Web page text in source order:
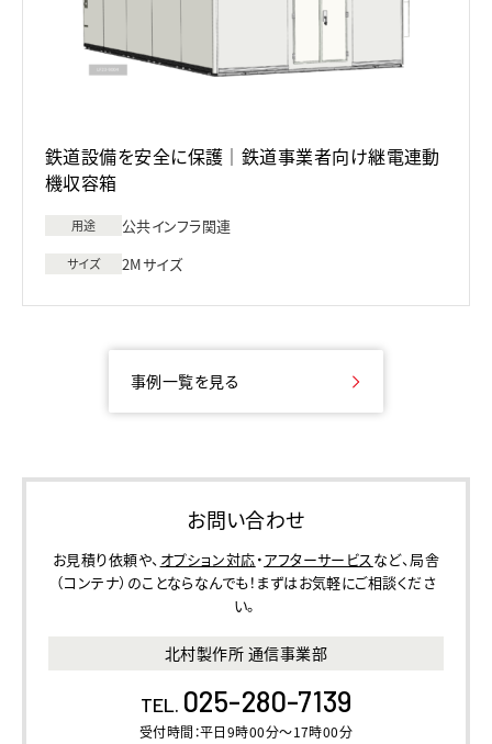
鉄道設備を安全に保護｜鉄道事業者向け継電連動
機収容箱
用途 公共インフラ関連
サイズ 2Mサイズ
事例一覧を見る
お問い合わせ
お見積り依頼や、 オプション対応・アフターサービス など、​局舎
（コンテナ）のことならなんでも！​まずはお気軽にご相談くださ
い。
北村製作所 通信事業部
TEL. 025-280-7139
受付時間：平日9時00分～17時00分